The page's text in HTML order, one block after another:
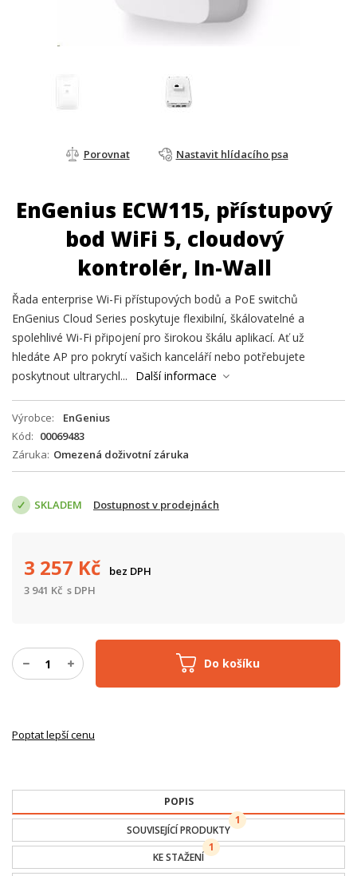
Porovnat Nastavit hlídacího psa
EnGenius ECW115, přístupový
bod WiFi 5, cloudový
kontrolér, In-Wall
Řada enterprise Wi-Fi přístupových bodů a PoE switchů
EnGenius Cloud Series poskytuje flexibilní, škálovatelné a
spolehlivé Wi-Fi připojení pro širokou škálu aplikací. Ať už
hledáte AP pro pokrytí vašich kanceláří nebo potřebujete
poskytnout ultrarychl...
Další informace
Výrobce
EnGenius
Kód
00069483
Záruka Omezená doživotní záruka
SKLADEM Dostupnost v prodejnách
Do košíku
3 257 Kč
bez DPH
3 941 Kč s DPH
Poptat lepší cenu
POPIS
SOUVISEJÍCÍ PRODUKTY
1
KE STAŽENÍ
1